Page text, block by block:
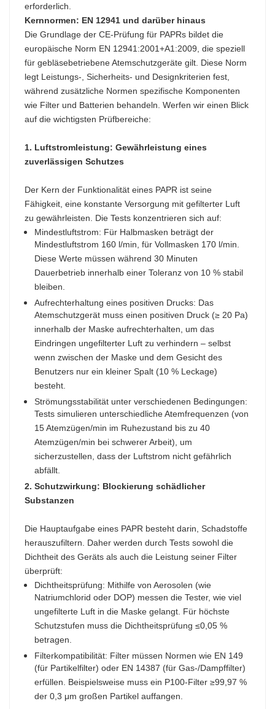
erforderlich.​
Kernnormen: EN 12941 und darüber hinaus​
Die Grundlage der CE-Prüfung für PAPRs bildet die
europäische Norm EN 12941:2001+A1:2009, die speziell
für gebläsebetriebene Atemschutzgeräte gilt. Diese Norm
legt Leistungs-, Sicherheits- und Designkriterien fest,
während zusätzliche Normen spezifische Komponenten
wie Filter und Batterien behandeln. Werfen wir einen Blick
auf die wichtigsten Prüfbereiche:
1. Luftstromleistung: Gewährleistung eines
zuverlässigen Schutzes
Der Kern der Funktionalität eines PAPR ist seine
Fähigkeit, eine konstante Versorgung mit gefilterter Luft
zu gewährleisten. Die Tests konzentrieren sich auf:
Mindestluftstrom: Für Halbmasken beträgt der
Mindestluftstrom 160 l/min, für Vollmasken 170 l/min.
Diese Werte müssen während 30 Minuten
Dauerbetrieb innerhalb einer Toleranz von 10 % stabil
bleiben.
Aufrechterhaltung eines positiven Drucks: Das
Atemschutzgerät muss einen positiven Druck (≥ 20 Pa)
innerhalb der Maske aufrechterhalten, um das
Eindringen ungefilterter Luft zu verhindern – selbst
wenn zwischen der Maske und dem Gesicht des
Benutzers nur ein kleiner Spalt (10 % Leckage)
besteht.​
Strömungsstabilität unter verschiedenen Bedingungen:
Tests simulieren unterschiedliche Atemfrequenzen (von
15 Atemzügen/min im Ruhezustand bis zu 40
Atemzügen/min bei schwerer Arbeit), um
sicherzustellen, dass der Luftstrom nicht gefährlich
abfällt.​
2. Schutzwirkung: Blockierung schädlicher
Substanzen
Die Hauptaufgabe eines PAPR besteht darin, Schadstoffe
herauszufiltern. Daher werden durch Tests sowohl die
Dichtheit des Geräts als auch die Leistung seiner Filter
überprüft:​
Dichtheitsprüfung: Mithilfe von Aerosolen (wie
Natriumchlorid oder DOP) messen die Tester, wie viel
ungefilterte Luft in die Maske gelangt. Für höchste
Schutzstufen muss die Dichtheitsprüfung ≤0,05 %
betragen.​
Filterkompatibilität: Filter müssen Normen wie EN 149
(für Partikelfilter) oder EN 14387 (für Gas-/Dampffilter)
erfüllen. Beispielsweise muss ein P100-Filter ≥99,97 %
der 0,3 μm großen Partikel auffangen.​